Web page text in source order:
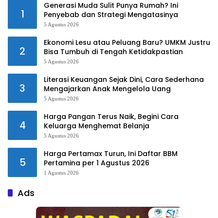
1
Generasi Muda Sulit Punya Rumah? Ini
Penyebab dan Strategi Mengatasinya
5 Agustus 2026
2
Ekonomi Lesu atau Peluang Baru? UMKM Justru
Bisa Tumbuh di Tengah Ketidakpastian
5 Agustus 2026
3
Literasi Keuangan Sejak Dini, Cara Sederhana
Mengajarkan Anak Mengelola Uang
5 Agustus 2026
4
Harga Pangan Terus Naik, Begini Cara
Keluarga Menghemat Belanja
5 Agustus 2026
5
Harga Pertamax Turun, Ini Daftar BBM
Pertamina per 1 Agustus 2026
1 Agustus 2026
Ads